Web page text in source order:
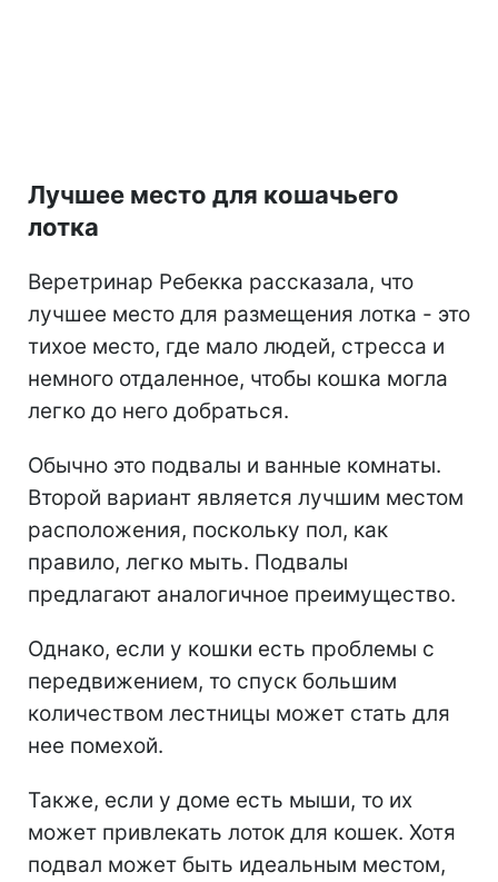
Лучшее место для кошачьего
лотка
Веретринар Ребекка рассказала, что
лучшее место для размещения лотка - это
тихое место, где мало людей, стресса и
немного отдаленное, чтобы кошка могла
легко до него добраться.
Обычно это подвалы и ванные комнаты.
Второй вариант является лучшим местом
расположения, поскольку пол, как
правило, легко мыть. Подвалы
предлагают аналогичное преимущество.
Однако, если у кошки есть проблемы с
передвижением, то спуск большим
количеством лестницы может стать для
нее помехой.
Также, если у доме есть мыши, то их
может привлекать лоток для кошек. Хотя
подвал может быть идеальным местом,